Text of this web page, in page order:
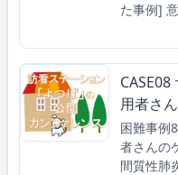
た事例]
用者さ
困難事例
者さんの
間質性肺